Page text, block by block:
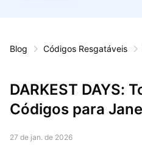
Blog Códigos Resgatáveis
DARKEST DAYS:
Códigos para
27 de jan. de 2026